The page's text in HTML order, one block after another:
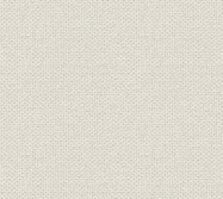
第1節 明治9年、
1. 創業者益田孝
2. 週刊でスター
3. 商況社設立と